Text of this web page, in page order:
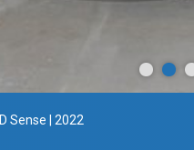
Sense | 2022